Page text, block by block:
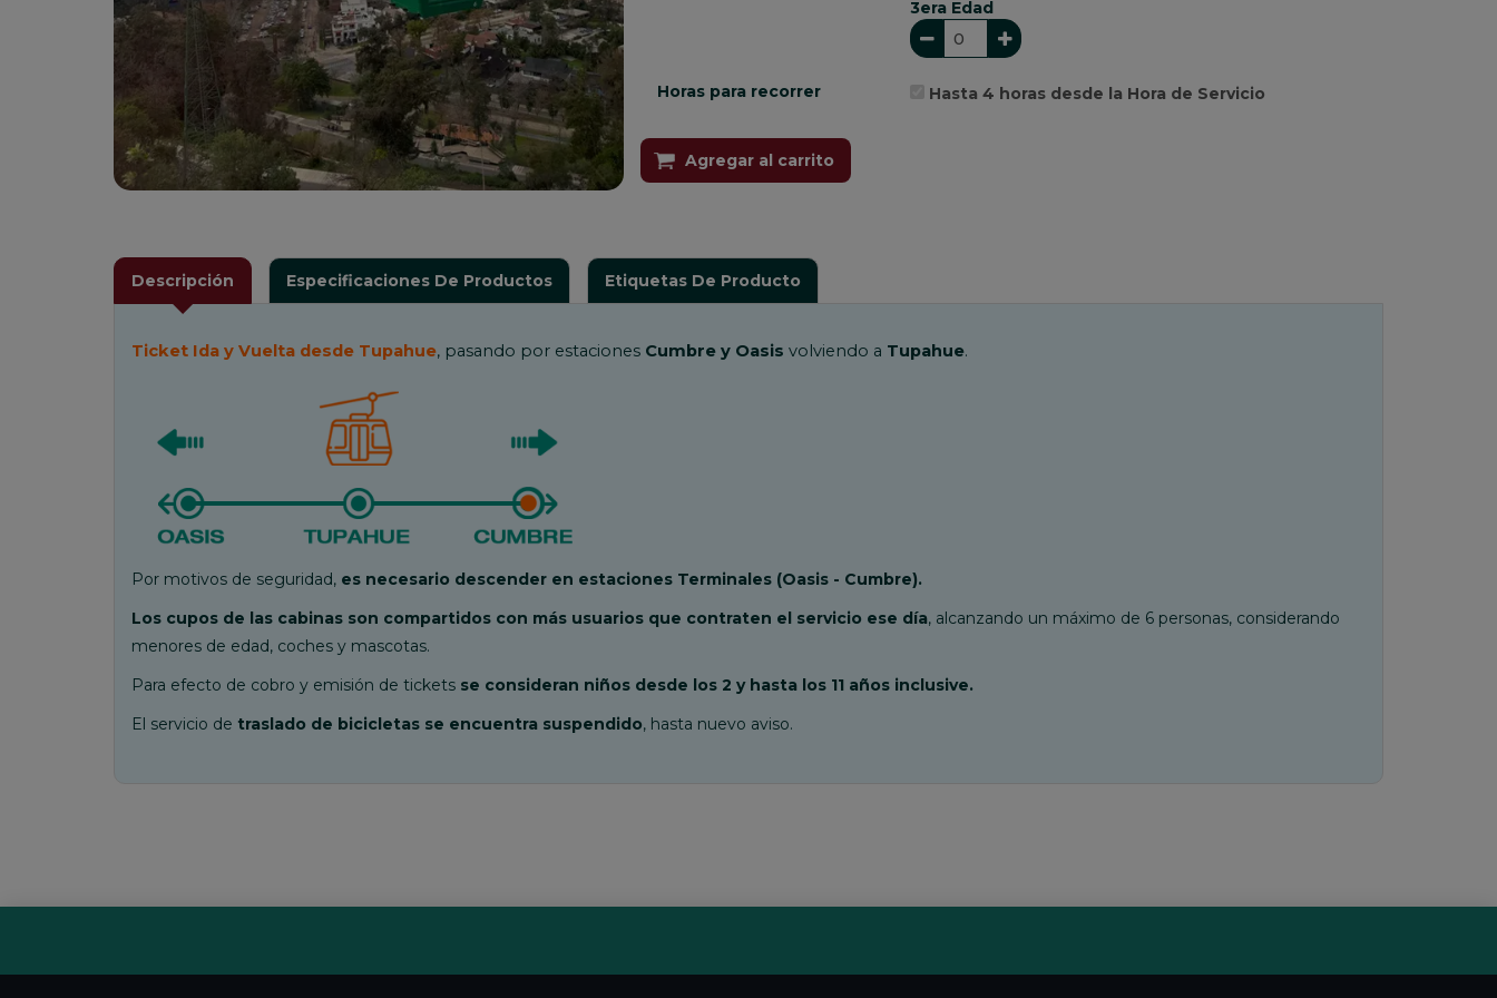
3era Edad
Horas para recorrer Hasta 4 horas desde la Hora de Servicio
Agregar al carrito
Descripción Especificaciones De Productos Etiquetas De Producto
Ticket Ida y Vuelta desde Tupahue, pasando por estaciones Cumbre y Oasis volviendo a Tupahue.
Por motivos de seguridad, es necesario descender en estaciones Terminales (Oasis - Cumbre).
Los cupos de las cabinas son compartidos con más usuarios que contraten el servicio ese día, alcanzando un máximo de 6 personas, considerando
menores de edad, coches y mascotas.
Para efecto de cobro y emisión de tickets se consideran niños desde los 2 y hasta los 11 años inclusive.
El servicio de traslado de bicicletas se encuentra suspendido, hasta nuevo aviso.